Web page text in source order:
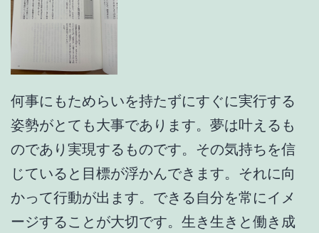
何事にもためらいを持たずにすぐに実行する
姿勢がとても大事であります。夢は叶えるも
のであり実現するものです。その気持ちを信
じていると目標が浮かんできます。それに向
かって行動が出ます。できる自分を常にイメ
ージすることが大切です。生き生きと働き成